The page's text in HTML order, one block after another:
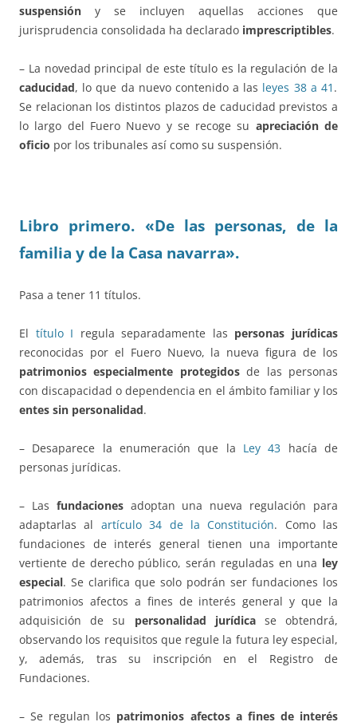
suspensión y se incluyen aquellas acciones que
jurisprudencia consolidada ha declarado imprescriptibles.
– La novedad principal de este título es la regulación de la
caducidad, lo que da nuevo contenido a las leyes 38 a 41 .
Se relacionan los distintos plazos de caducidad previstos a
lo largo del Fuero Nuevo y se recoge su apreciación de
oficio por los tribunales así como su suspensión.
Libro primero. «De las personas, de la
familia y de la Casa navarra».
Pasa a tener 11 títulos.
El título I regula separadamente las personas jurídicas
reconocidas por el Fuero Nuevo, la nueva figura de los
patrimonios especialmente protegidosde las personas
con discapacidad o dependencia en el ámbito familiar y los
entes sin personalidad.
– Desaparece la enumeración que la Ley 43 hacía de
personas jurídicas.
– Las fundacionesadoptan una nueva regulación para
adaptarlas al artículo 34 de la Constitución. Como las
fundaciones de interés general tienen una importante
vertiente de derecho público, serán reguladas en una ley
especial. Se clarifica que solo podrán ser fundaciones los
patrimonios afectos a fines de interés general y que la
adquisición de su personalidad jurídicase obtendrá,
observando los requisitos que regule la futura ley especial,
y, además, tras su inscripción en el Registro de
Fundaciones.
– Se regulan los patrimonios afectos a fines de interés